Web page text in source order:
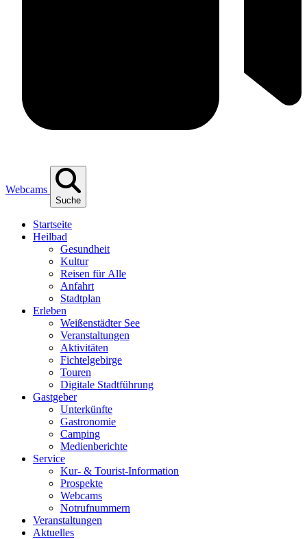
Webcams
Suche
Start­sei­te
Heil­bad
Gesund­heit
Kul­tur
Rei­sen für Alle
Anfahrt
Stadt­plan
Erle­ben
Wei­ßen­städ­ter See
Ver­an­stal­tun­gen
Akti­vi­tä­ten
Fich­tel­ge­bir­ge
Tou­ren
Digi­ta­le Stadtführung
Gast­ge­ber
Unter­künf­te
Gas­tro­no­mie
Cam­ping
Medi­en­be­rich­te
Ser­vice
Kur- & Tourist-Information
Pro­spek­te
Web­cams
Not­ruf­num­mern
Ver­an­stal­tun­gen
Aktu­el­les